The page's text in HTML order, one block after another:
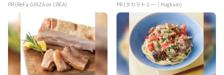
PR (ReFa GINZA on CREA) PR (タカラトミー｜Hugkum)